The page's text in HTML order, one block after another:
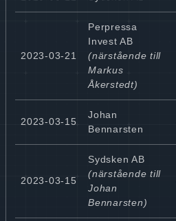
2023-03-21
Perpressa
Invest AB
(närstående till
Markus
Åkerstedt)
2023-03-15
Johan
Bennarsten
2023-03-15
Sydsken AB
(närstående till
Johan
Bennarsten)